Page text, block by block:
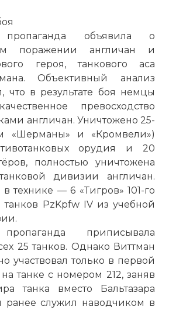
пропаганда объявила о
поражении англичан и
героя, танкового аса
Объективный анализ
что в результате боя немцы
превосходство
англичан. Уничтожено 25-
«Шерманы» и «Кромвели»)
орудия и 20
полностью уничтожена
дивизии англичан.
технике — 6 «Тигров» 101-го
танков PzKpfw IV из учебной
приписывала
25 танков. Однако Виттман
участвовал только в первой
танке с номером 212, заняв
танка вместо Бальтазара
ранее служил наводчиком в